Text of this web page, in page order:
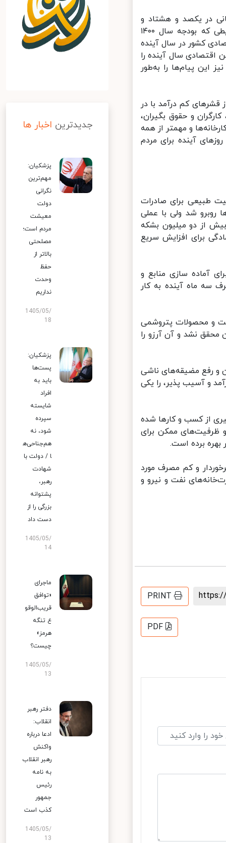
در یکصد و هشتاد و
پنجمین جلسه ستاد هماهنگی اقتصادی دولت اظهار کرد: بر اساس شرایطی که بودجه سال ۱۴۰۰
کشور در سال آینده
سال آینده را
این پیام‌ها را به‌طور
کم درآمد با در
و حقوق بگیران،
و مهمتر از همه
آینده برای مردم
طبیعی برای صادرات
شد ولی با عملی
از دو میلیون بشکه
برای افزایش سریع
آماده سازی منابع و
ماه آینده به کار
و محصولات پتروشمی
نشد و آن آرزو را
و رفع مضیقه‌های ناشی
و آسیب پذیر، را یکی
از کسب و کارها شده
ظرفیت‌های ممکن برای
برده است.
و کم مصرف مورد
نفت و نیرو و
PRINT
PDF
جدیدترین اخبار ها
پزشکیان:
مهم‌ترین
نگرانی
دولت
معیشت
مردم است؛
مصلحتی
بالاتر از
حفظ
وحدت
نداریم
1405/05/
18
پزشکیان:
پست‌ها
باید به
افراد
شایسته
سپرده
شود، نه
هم‌جناحی‌ه
ا / دولت با
شهادت
رهبر،
پشتوانه
بزرگی را از
دست داد
1405/05/
14
ماجرای
«توافق
قریب‌الوقو
ع تنگه
هرمز»
چیست؟
1405/05/
13
دفتر رهبر
انقلاب:
ادعا درباره
واکنش
رهبر انقلاب
به نامه
رئیس
جمهور
کذب است
1405/05/
13